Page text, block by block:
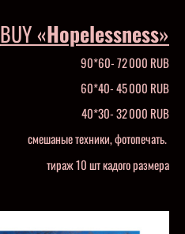
BUY «Hopelessness»
90*60- 72 000 RUB
60*40- 45 000 RUB
40*30- 32 000 RUB
смешаные техники, фотопечать.
тираж 10 шт кадого размера